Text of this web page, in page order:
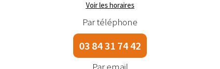
Voir les horaires
Par téléphone
03 84 31 74 42